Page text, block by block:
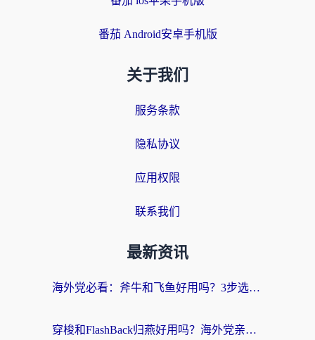
番茄 Android安卓手机版
关于我们
服务条款
隐私协议
应用权限
联系我们
最新资讯
海外党必看：斧牛和飞鱼好用吗？3步选对回国加速器，无缝刷剧玩国服
穿梭和FlashBack归燕好用吗？海外党亲测3款热门回国加速器，教你选对不踩坑